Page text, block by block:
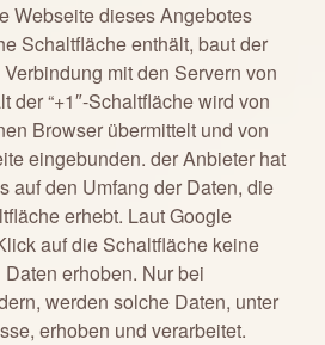
Webseite dieses Angebotes
Schaltfläche enthält, baut der
mit den Servern von
der “+1″-Schaltfläche wird von
Browser übermittelt und von
eingebunden. der Anbieter hat
auf den Umfang der Daten, die
erhebt. Laut Google
auf die Schaltfläche keine
erhoben. Nur bei
werden solche Daten, unter
erhoben und verarbeitet.